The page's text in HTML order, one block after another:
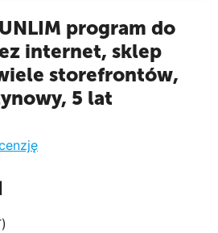
program do
internet, sklep
storefrontów,
5 lat